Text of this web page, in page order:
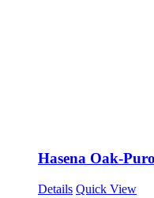
Hasena Oak-
Details Quick View